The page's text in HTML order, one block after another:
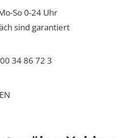
So 0-24 Uhr
sind garantiert
34 86 72 3